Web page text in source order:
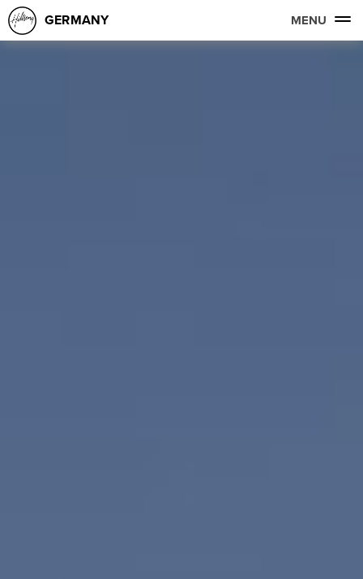
GERMANY MENU